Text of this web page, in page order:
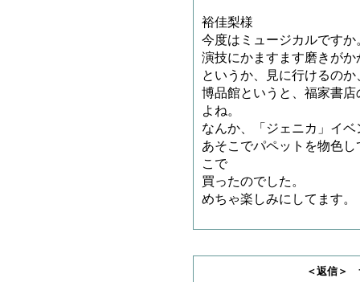
裕佳梨様
今度はミュージカルですか
演技にかますます磨きが
というか、見に行けるのか
博品館というと、福家書
よね。
なんか、「ジェニカ」イ
あそこでパペットを物色
こで
買ったのでした。
めちゃ楽しみにしてます。
＜返信＞ サノゲッ